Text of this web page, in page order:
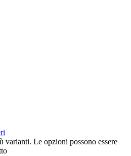
varianti. Le opzioni possono essere